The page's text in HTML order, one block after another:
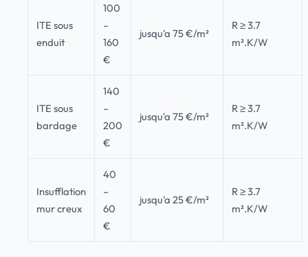
ITE sous
enduit
100
–
160
€
jusqu'a 75 €/m²
R ≥ 3.7
m².K/W
ITE sous
bardage
140
–
200
€
jusqu'a 75 €/m²
R ≥ 3.7
m².K/W
Insufflation
mur creux
40
–
60
€
jusqu'a 25 €/m²
R ≥ 3.7
m².K/W